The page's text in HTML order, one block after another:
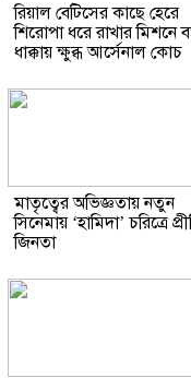
রিয়াল বেটিসের কাছে হেরে
শিরোপা ধরে রাখার মিশনে
ধাক্কায় ক্ষুব্ধ আর্সেনাল কোচ
মাতৃত্বের অভিজ্ঞতায় নতুন
সিনেমায় ‘হামিদা’ চরিত্রে
জিনতা